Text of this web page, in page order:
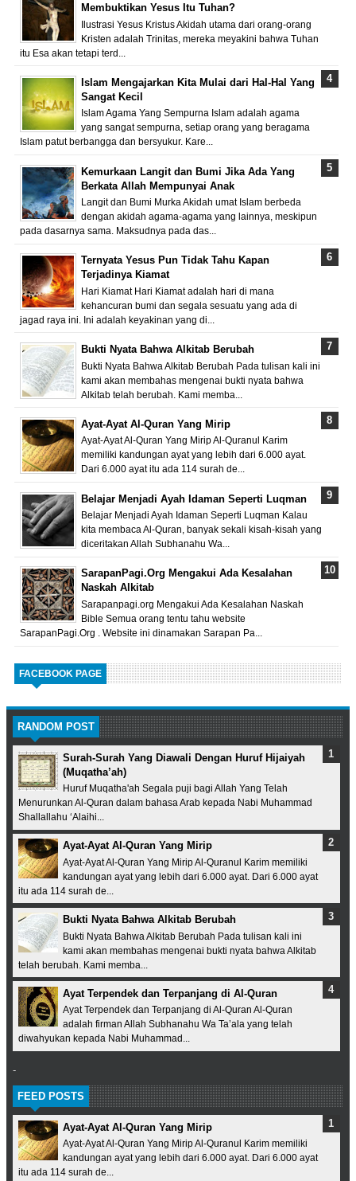
Membuktikan Yesus Itu Tuhan?
Ilustrasi Yesus Kristus Akidah utama dari orang-orang
Kristen adalah Trinitas, mereka meyakini bahwa Tuhan
itu Esa akan tetapi terd...
Islam Mengajarkan Kita Mulai dari Hal-Hal Yang
Sangat Kecil
Islam Agama Yang Sempurna Islam adalah agama
yang sangat sempurna, setiap orang yang beragama
Islam patut berbangga dan bersyukur. Kare...
Kemurkaan Langit dan Bumi Jika Ada Yang
Berkata Allah Mempunyai Anak
Langit dan Bumi Murka Akidah umat Islam berbeda
dengan akidah agama-agama yang lainnya, meskipun
pada dasarnya sama. Maksudnya pada das...
Ternyata Yesus Pun Tidak Tahu Kapan
Terjadinya Kiamat
Hari Kiamat Hari Kiamat adalah hari di mana
kehancuran bumi dan segala sesuatu yang ada di
jagad raya ini. Ini adalah keyakinan yang di...
Bukti Nyata Bahwa Alkitab Berubah
Bukti Nyata Bahwa Alkitab Berubah Pada tulisan kali ini
kami akan membahas mengenai bukti nyata bahwa
Alkitab telah berubah. Kami memba...
Ayat-Ayat Al-Quran Yang Mirip
Ayat-Ayat Al-Quran Yang Mirip Al-Quranul Karim
memiliki kandungan ayat yang lebih dari 6.000 ayat.
Dari 6.000 ayat itu ada 114 surah de...
Belajar Menjadi Ayah Idaman Seperti Luqman
Belajar Menjadi Ayah Idaman Seperti Luqman Kalau
kita membaca Al-Quran, banyak sekali kisah-kisah yang
diceritakan Allah Subhanahu Wa...
SarapanPagi.Org Mengakui Ada Kesalahan
Naskah Alkitab
Sarapanpagi.org Mengakui Ada Kesalahan Naskah
Bible Semua orang tentu tahu website
SarapanPagi.Org . Website ini dinamakan Sarapan Pa...
FACEBOOK PAGE
RANDOM POST
Surah-Surah Yang Diawali Dengan Huruf Hijaiyah
(Muqatha’ah)
Huruf Muqatha'ah Segala puji bagi Allah Yang Telah
Menurunkan Al-Quran dalam bahasa Arab kepada Nabi Muhammad
Shallallahu ‘Alaihi...
Ayat-Ayat Al-Quran Yang Mirip
Ayat-Ayat Al-Quran Yang Mirip Al-Quranul Karim memiliki
kandungan ayat yang lebih dari 6.000 ayat. Dari 6.000 ayat
itu ada 114 surah de...
Bukti Nyata Bahwa Alkitab Berubah
Bukti Nyata Bahwa Alkitab Berubah Pada tulisan kali ini
kami akan membahas mengenai bukti nyata bahwa Alkitab
telah berubah. Kami memba...
Ayat Terpendek dan Terpanjang di Al-Quran
Ayat Terpendek dan Terpanjang di Al-Quran Al-Quran
adalah firman Allah Subhanahu Wa Ta’ala yang telah
diwahyukan kepada Nabi Muhammad...
-
FEED POSTS
Ayat-Ayat Al-Quran Yang Mirip
Ayat-Ayat Al-Quran Yang Mirip Al-Quranul Karim memiliki
kandungan ayat yang lebih dari 6.000 ayat. Dari 6.000 ayat
itu ada 114 surah de...